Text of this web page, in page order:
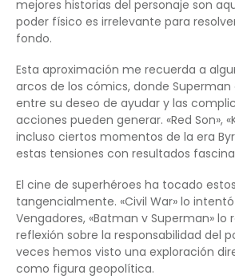
mejores historias del personaje son
poder físico es irrelevante para
fondo.
Esta aproximación me recuerda a
arcos de los cómics, donde
entre su deseo de ayudar y las
acciones pueden generar. «Red Son»,
incluso ciertos momentos de la era
estas tensiones con resultados
El cine de superhéroes ha tocado
tangencialmente. «Civil War» lo
Vengadores, «Batman v Superman» lo
reflexión sobre la responsabilidad del
veces hemos visto una exploración
como figura geopolítica.